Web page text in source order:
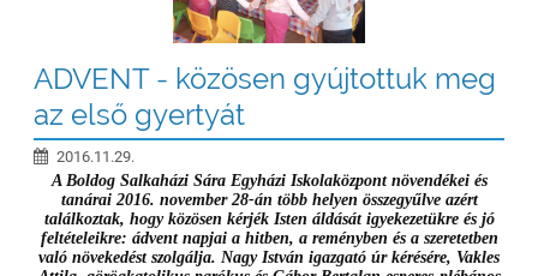
ADVENT - közösen gyújtottuk meg
az első gyertyát
2016.11.29.
A Boldog Salkaházi Sára Egyházi Iskolaközpont növendékei és
tanárai 2016. november 28-án több helyen összegyűlve azért
találkoztak, hogy közösen kérjék Isten áldását igyekezetükre és jó
feltételeikre: ádvent napjai a hitben, a reményben és a szeretetben
való növekedést szolgálja. Nagy István igazgató úr kérésére, Vakles